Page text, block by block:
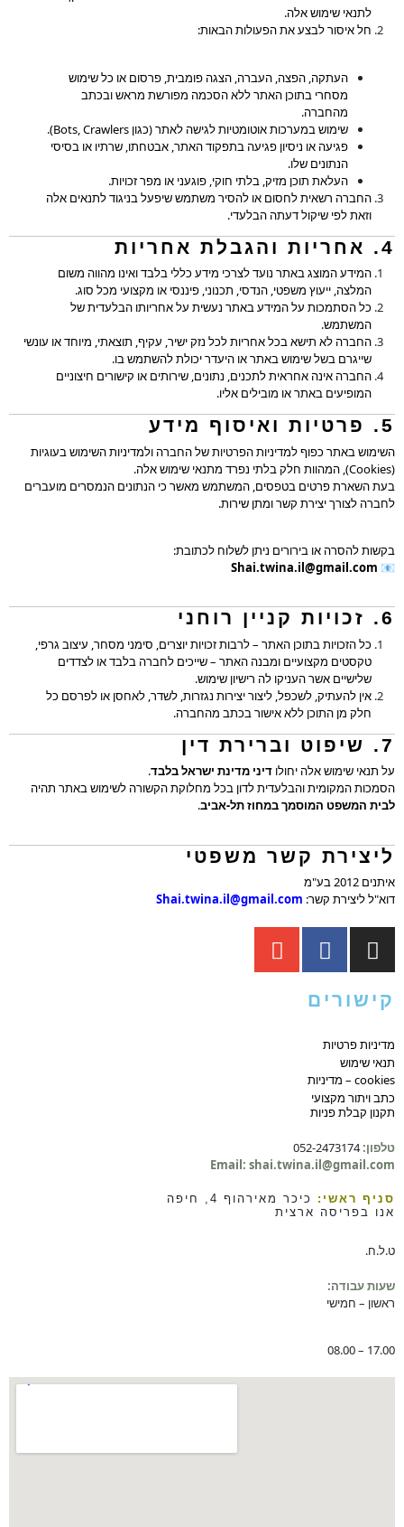
לתנאי שימוש אלה.
חל איסור לבצע את הפעולות הבאות:
העתקה, הפצה, העברה, הצגה פומבית, פרסום או כל שימוש
מסחרי בתוכן האתר ללא הסכמה מפורשת מראש ובכתב
מהחברה.
שימוש במערכות אוטומטיות לגישה לאתר (כגון Bots, Crawlers).
פגיעה או ניסיון פגיעה בתפקוד האתר, אבטחתו, שרתיו או בסיסי
הנתונים שלו.
העלאת תוכן מזיק, בלתי חוקי, פוגעני או מפר זכויות.
החברה רשאית לחסום או להסיר משתמש שיפעל בניגוד לתנאים אלה
וזאת לפי שיקול דעתה הבלעדי.
4. אחריות והגבלת אחריות
המידע המוצג באתר נועד לצרכי מידע כללי בלבד ואינו מהווה משום
המלצה, ייעוץ משפטי, הנדסי, תכנוני, פיננסי או מקצועי מכל סוג.
כל הסתמכות על המידע באתר נעשית על אחריותו הבלעדית של
המשתמש.
החברה לא תישא בכל אחריות לכל נזק ישיר, עקיף, תוצאתי, מיוחד או עונשי
שייגרם בשל שימוש באתר או היעדר יכולת להשתמש בו.
החברה אינה אחראית לתכנים, נתונים, שירותים או קישורים חיצוניים
המופיעים באתר או מובילים אליו.
5. פרטיות ואיסוף מידע
השימוש באתר כפוף למדיניות הפרטיות של החברה ולמדיניות השימוש בעוגיות
(Cookies), המהוות חלק בלתי נפרד מתנאי שימוש אלה.
בעת השארת פרטים בטפסים, המשתמש מאשר כי הנתונים הנמסרים מועברים
לחברה לצורך יצירת קשר ומתן שירות.
בקשות להסרה או בירורים ניתן לשלוח לכתובת:
📧
Shai.twina.il@gmail.com
6. זכויות קניין רוחני
כל הזכויות בתוכן האתר – לרבות זכויות יוצרים, סימני מסחר, עיצוב גרפי,
טקסטים מקצועיים ומבנה האתר – שייכים לחברה בלבד או לצדדים
שלישיים אשר העניקו לה רישיון שימוש.
אין להעתיק, לשכפל, ליצור יצירות נגזרות, לשדר, לאחסן או לפרסם כל
חלק מן התוכן ללא אישור בכתב מהחברה.
7. שיפוט וברירת דין
על תנאי שימוש אלה יחולו דיני מדינת ישראל בלבד.
הסמכות המקומית והבלעדית לדון בכל מחלוקת הקשורה לשימוש באתר תהיה
לבית המשפט המוסמך במחוז תל-אביב.
ליצירת קשר משפטי
איתנים 2012 בע"מ
דוא"ל ליצירת קשר: Shai.twina.il@gmail.com
שעות עבודה:
ראשון – חמישי
08.00 – 17.00
טלפון:052-2473174
Email: shai.twina.il@gmail.com
סניף ראשי: כיכר מאירהוף 4, חיפה
אנו בפריסה ארצית
ט.ל.ח.
קישורים
מדיניות פרטיות
תנאי שימוש
cookies – מדיניות
כתב ויתור מקצועי
תקנון קבלת פניות